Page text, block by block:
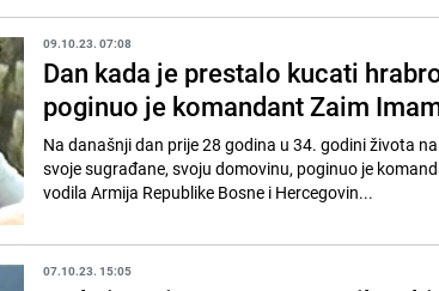
09.10.23. 07:08
Dan kada je prestalo kucati
poginuo je komandant Zaim
Na današnji dan prije 28 godina u 34. godini života
svoje sugrađane, svoju domovinu, poginuo je
vodila Armija Republike Bosne i Hercegovin...
07.10.23. 15:05